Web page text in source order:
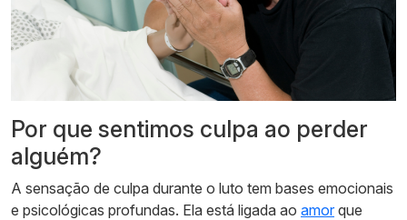
Por que sentimos culpa ao perder
alguém?
A sensação de culpa durante o luto tem bases emocionais
e psicológicas profundas. Ela está ligada ao amor que